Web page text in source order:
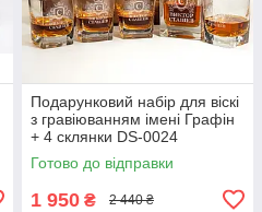
Подарунковий набір для віскі
з гравіюванням імені Графін
+ 4 склянки DS-0024
Готово до відправки
1 950 ₴ 2 440 ₴